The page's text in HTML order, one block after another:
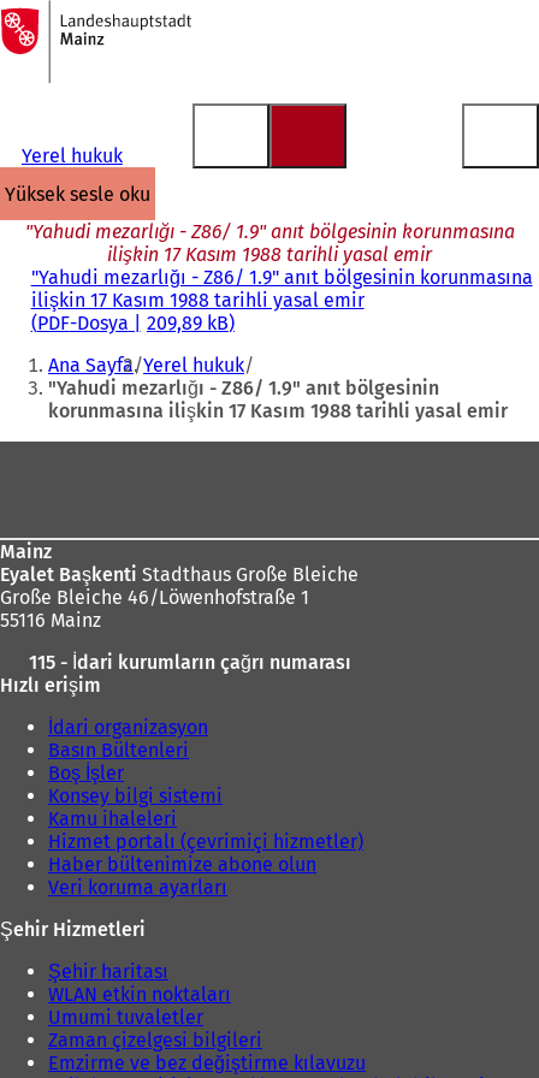
İçeriğe atla
Ana
sayfaya
Yerel hukuk
yüksek sesle oku
"Yahudi mezarlığı - Z86/ 1.9" anıt bölgesinin korunmasına
ilişkin 17 Kasım 1988 tarihli yasal emir
"Yahudi mezarlığı - Z86/ 1.9" anıt bölgesinin korunmasına
ilişkin 17 Kasım 1988 tarihli yasal emir
PDF-Dosya 209,89 kB
Buradasınız:
Ana Sayfa Yerel hukuk
"Yahudi mezarlığı - Z86/ 1.9" anıt bölgesinin
korunmasına ilişkin 17 Kasım 1988 tarihli yasal emir
Mainz
Eyalet Başkenti Stadthaus Große Bleiche
Große Bleiche 46/Löwenhofstraße 1
55116 Mainz
115 - İdari kurumların çağrı numarası
Hızlı erişim
İdari organizasyon
Basın Bültenleri
Boş İşler
Konsey bilgi sistemi
Kamu ihaleleri
Hizmet portalı (çevrimiçi hizmetler)
Haber bültenimize abone olun
Veri koruma ayarları
Şehir Hizmetleri
Şehir haritası
WLAN etkin noktaları
Umumi tuvaletler
Zaman çizelgesi bilgileri
Emzirme ve bez değiştirme kılavuzu